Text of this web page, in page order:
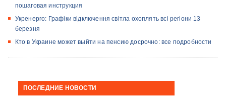
пошаговая инструкция
Укренерго: Графіки відключення світла охоплять всі регіони 13
березня
​Кто в Украине может выйти на пенсию досрочно: все подробности
ПОСЛЕДНИЕ НОВОСТИ